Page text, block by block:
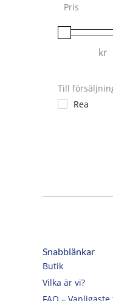
Pris
kr
Till
Rea
Snabblänkar
Butik
Vilka är vi?